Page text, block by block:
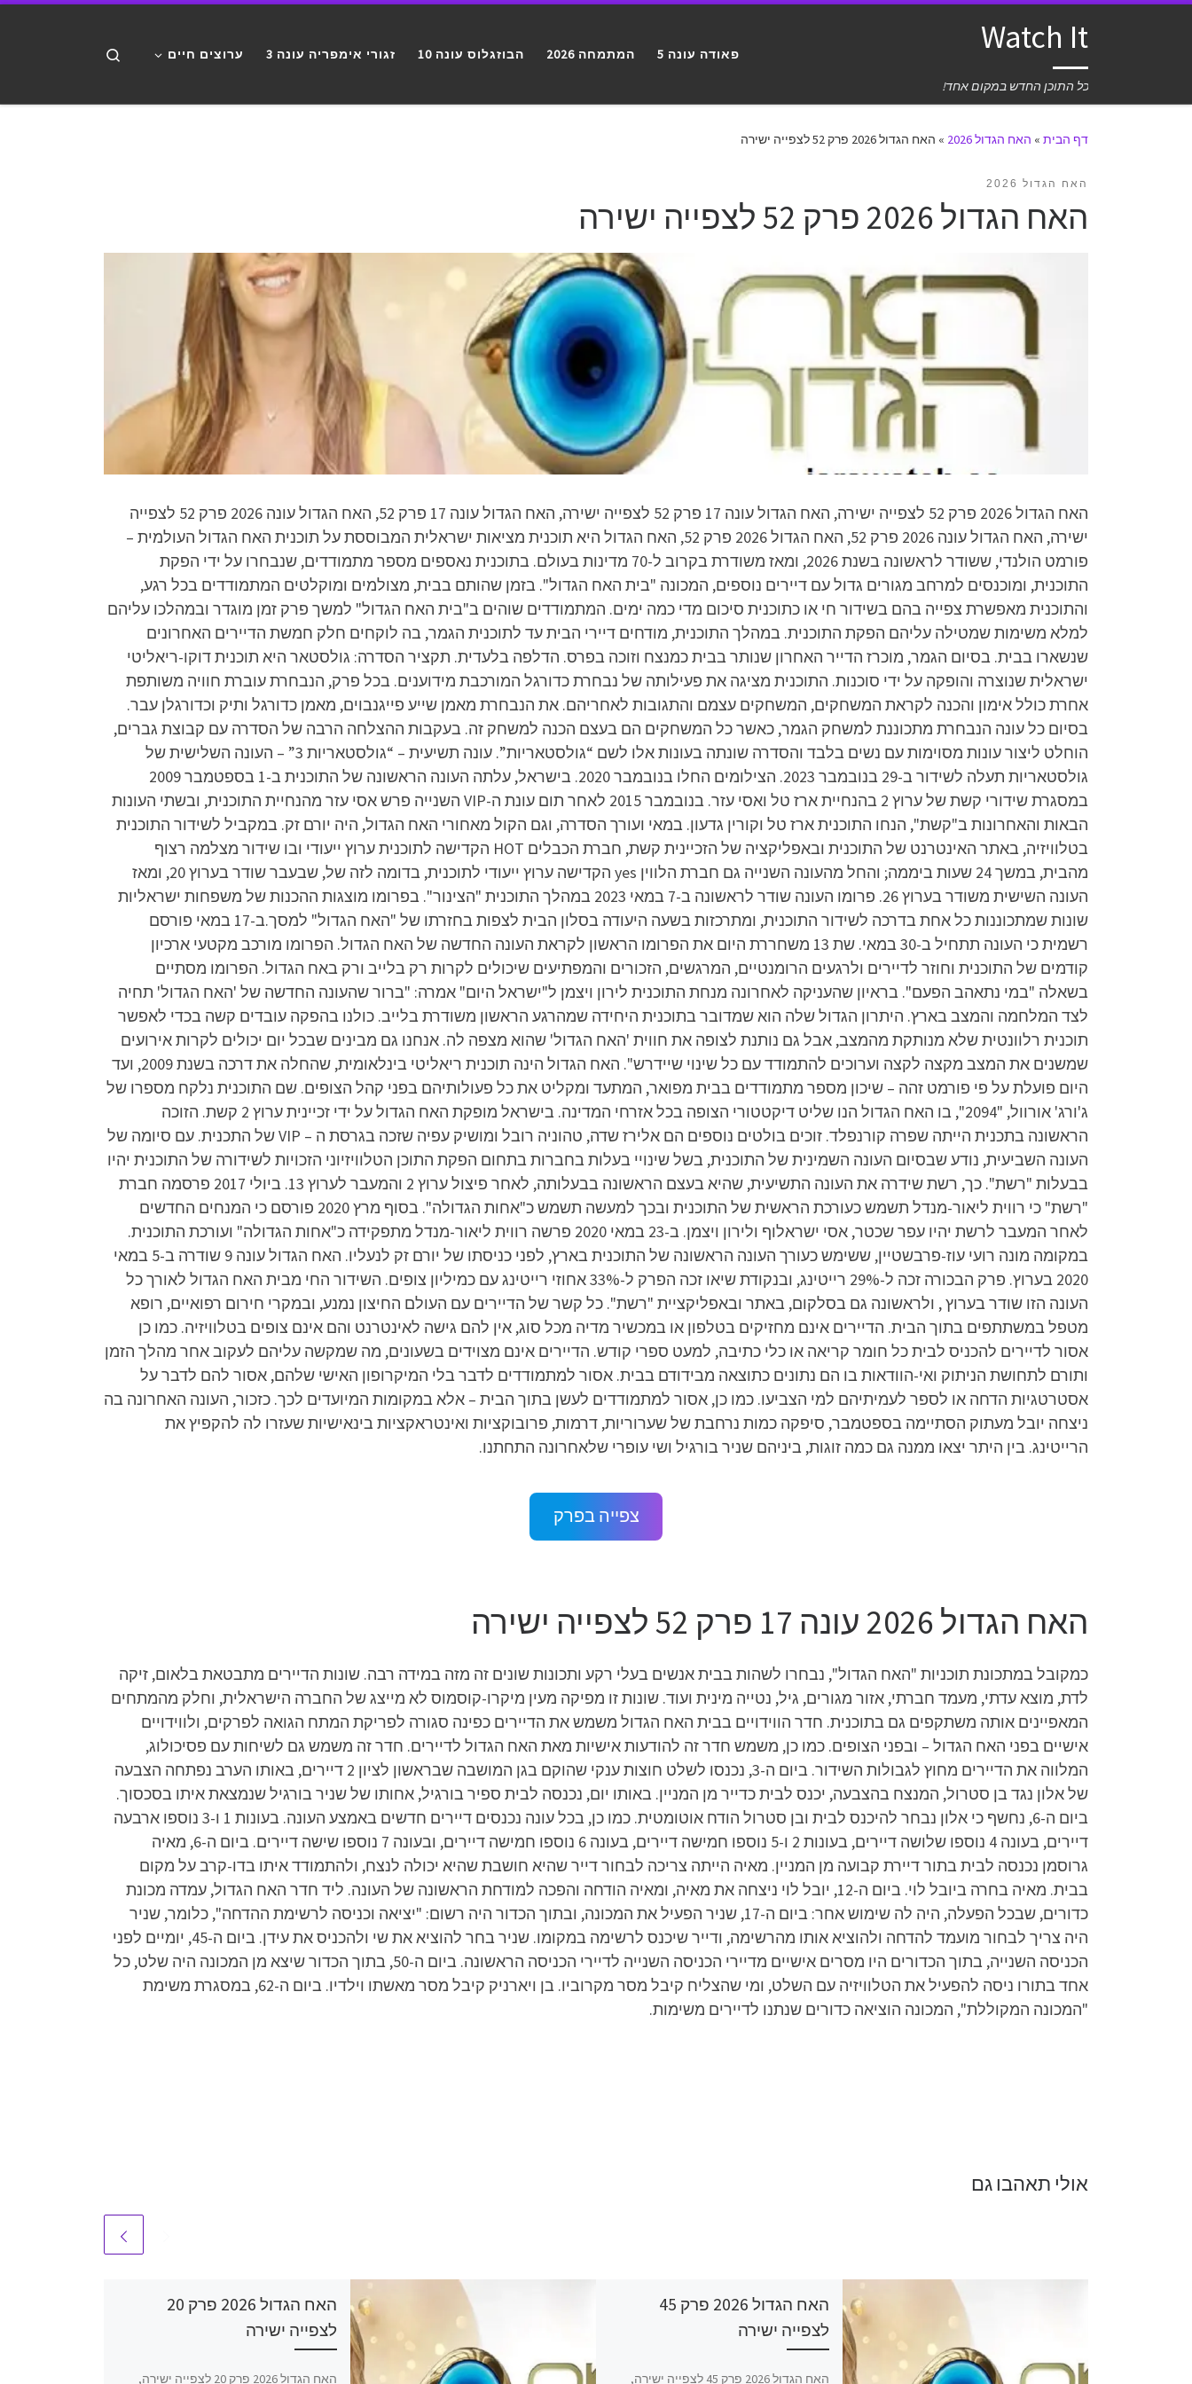
Watch It
כל התוכן החדש במקום אחד!
פאודה עונה 5 המתמחה 2026 הבוזגלוס עונה 10 זגורי אימפריה עונה 3 ערוצים חיים
דף הבית » האח הגדול 2026 » האח הגדול 2026 פרק 52 לצפייה ישירה
האח הגדול 2026
האח הגדול 2026 פרק 52 לצפייה ישירה
האח הגדול 2026 פרק 52 לצפייה ישירה, האח הגדול עונה 17 פרק 52 לצפייה ישירה, האח הגדול עונה 17 פרק 52, האח הגדול עונה 2026 פרק 52 לצפייה
ישירה, האח הגדול עונה 2026 פרק 52, האח הגדול 2026 פרק 52, האח הגדול היא תוכנית מציאות ישראלית המבוססת על תוכנית האח הגדול העולמית –
פורמט הולנדי, ששודר לראשונה בשנת 2026, ומאז משודרת בקרוב ל-70 מדינות בעולם. בתוכנית נאספים מספר מתמודדים, שנבחרו על ידי הפקת
התוכנית, ומוכנסים למרחב מגורים גדול עם דיירים נוספים, המכונה "בית האח הגדול". בזמן שהותם בבית, מצולמים ומוקלטים המתמודדים בכל רגע,
והתוכנית מאפשרת צפייה בהם בשידור חי או כתוכנית סיכום מדי כמה ימים. המתמודדים שוהים ב"בית האח הגדול" למשך פרק זמן מוגדר ובמהלכו עליהם
למלא משימות שמטילה עליהם הפקת התוכנית. במהלך התוכנית, מודחים דיירי הבית עד לתוכנית הגמר, בה לוקחים חלק חמשת הדיירים האחרונים
שנשארו בבית. בסיום הגמר, מוכרז הדייר האחרון שנותר בבית כמנצח וזוכה בפרס. הדלפה בלעדית. תקציר הסדרה: גולסטאר היא תוכנית דוקו-ריאליטי
ישראלית שנוצרה והופקה על ידי סוכנות. התוכנית מציגה את פעילותה של נבחרת כדורגל המורכבת מידוענים. בכל פרק, הנבחרת עוברת חוויה משותפת
אחרת כולל אימון והכנה לקראת המשחקים, המשחקים עצמם והתגובות לאחריהם. את הנבחרת מאמן שייע פייגנבוים, מאמן כדורגל ותיק וכדורגלן עבר.
בסיום כל עונה הנבחרת מתכוננת למשחק הגמר, כאשר כל המשחקים הם בעצם הכנה למשחק זה. בעקבות ההצלחה הרבה של הסדרה עם קבוצת גברים,
הוחלט ליצור עונות מסוימות עם נשים בלבד והסדרה שונתה בעונות אלו לשם “גולסטאריות”. עונה תשיעית – “גולסטאריות 3” – העונה השלישית של
גולסטאריות תעלה לשידור ב-29 בנובמבר 2023. הצילומים החלו בנובמבר 2020. בישראל, עלתה העונה הראשונה של התוכנית ב-1 בספטמבר 2009
במסגרת שידורי קשת של ערוץ 2 בהנחיית ארז טל ואסי עזר. בנובמבר 2015 לאחר תום עונת ה-VIP השנייה פרש אסי עזר מהנחיית התוכנית, ובשתי העונות
הבאות והאחרונות ב"קשת", הנחו התוכנית ארז טל וקורין גדעון. במאי ועורך הסדרה, וגם הקול מאחורי האח הגדול, היה יורם זק. במקביל לשידור התוכנית
בטלוויזיה, באתר האינטרנט של התוכנית ובאפליקציה של הזכיינית קשת, חברת הכבלים HOT הקדישה לתוכנית ערוץ ייעודי ובו שידור מצלמה רצוף
מהבית, במשך 24 שעות ביממה; והחל מהעונה השנייה גם חברת הלווין yes הקדישה ערוץ ייעודי לתוכנית, בדומה לזה של, שבעבר שודר בערוץ 20, ומאז
העונה השישית משודר בערוץ 26. פרומו העונה שודר לראשונה ב-7 במאי 2023 במהלך התוכנית "הצינור". בפרומו מוצגות ההכנות של משפחות ישראליות
שונות שמתכוננות כל אחת בדרכה לשידור התוכנית, ומתרכזות בשעה היעודה בסלון הבית לצפות בחזרתו של "האח הגדול" למסך.ב-17 במאי פורסם
רשמית כי העונה תתחיל ב-30 במאי. שת 13 משחררת היום את הפרומו הראשון לקראת העונה החדשה של האח הגדול. הפרומו מורכב מקטעי ארכיון
קודמים של התוכנית וחוזר לדיירים ולרגעים הרומנטיים, המרגשים, הזכורים והמפתיעים שיכולים לקרות רק בלייב ורק באח הגדול. הפרומו מסתיים
בשאלה "במי נתאהב הפעם". בראיון שהעניקה לאחרונה מנחת התוכנית לירון ויצמן ל"ישראל היום" אמרה: "ברור שהעונה החדשה של 'האח הגדול' תחיה
לצד המלחמה והמצב בארץ. היתרון הגדול שלה הוא שמדובר בתוכנית היחידה שמהרגע הראשון משודרת בלייב. כולנו בהפקה עובדים קשה בכדי לאפשר
תוכנית רלוונטית שלא מנותקת מהמצב, אבל גם נותנת לצופה את חווית 'האח הגדול' שהוא מצפה לה. אנחנו גם מבינים שבכל יום יכולים לקרות אירועים
שמשנים את המצב מקצה לקצה וערוכים להתמודד עם כל שינוי שיידרש". האח הגדול הינה תוכנית ריאליטי בינלאומית, שהחלה את דרכה בשנת 2009, ועד
היום פועלת על פי פורמט זהה – שיכון מספר מתמודדים בבית מפואר, המתעד ומקליט את כל פעולותיהם בפני קהל הצופים. שם התוכנית נלקח מספרו של
ג'ורג' אורוול, "2094", בו האח הגדול הנו שליט דיקטטורי הצופה בכל אזרחי המדינה. בישראל מופקת האח הגדול על ידי זכיינית ערוץ 2 קשת. הזוכה
הראשונה בתכנית הייתה שפרה קורנפלד. זוכים בולטים נוספים הם אלירז שדה, טהוניה רובל ומושיק עפיה שזכה בגרסת ה – VIP של התכנית. עם סיומה של
העונה השביעית, נודע שבסיום העונה השמינית של התוכנית, בשל שינויי בעלות בחברות בתחום הפקת התוכן הטלוויזיוני הזכויות לשידורה של התוכנית יהיו
בבעלות "רשת". כך, רשת שידרה את העונה התשיעית, שהיא בעצם הראשונה בבעלותה, לאחר פיצול ערוץ 2 והמעבר לערוץ 13. ביולי 2017 פרסמה חברת
"רשת" כי רווית ליאור-מנדל תשמש כעורכת הראשית של התוכנית ובכך למעשה תשמש כ"אחות הגדולה". בסוף מרץ 2020 פורסם כי המנחים החדשים
לאחר המעבר לרשת יהיו עפר שכטר, אסי ישראלוף ולירון ויצמן. ב-23 במאי 2020 פרשה רווית ליאור-מנדל מתפקידה כ"אחות הגדולה" ועורכת התוכנית.
במקומה מונה רועי עוז-פרבשטיין, ששימש כעורך העונה הראשונה של התוכנית בארץ, לפני כניסתו של יורם זק לנעליו. האח הגדול עונה 9 שודרה ב-5 במאי
2020 בערוץ. פרק הבכורה זכה ל-29% רייטינג, ובנקודת שיאו זכה הפרק ל-33% אחוזי רייטינג עם כמיליון צופים. השידור החי מבית האח הגדול לאורך כל
העונה הזו שודר בערוץ , ולראשונה גם בסלקום, באתר ובאפליקציית "רשת". כל קשר של הדיירים עם העולם החיצון נמנע, ובמקרי חירום רפואיים, רופא
מטפל במשתתפים בתוך הבית. הדיירים אינם מחזיקים בטלפון או במכשיר מדיה מכל סוג, אין להם גישה לאינטרנט והם אינם צופים בטלוויזיה. כמו כן
אסור לדיירים להכניס לבית כל חומר קריאה או כלי כתיבה, למעט ספרי קודש. הדיירים אינם מצוידים בשעונים, מה שמקשה עליהם לעקוב אחר מהלך הזמן
ותורם לתחושת הניתוק ואי-הוודאות בו הם נתונים כתוצאה מבידודם בבית. אסור למתמודדים לדבר בלי המיקרופון האישי שלהם, אסור להם לדבר על
אסטרטגיות הדחה או לספר לעמיתיהם למי הצביעו. כמו כן, אסור למתמודדים לעשן בתוך הבית – אלא במקומות המיועדים לכך. כזכור, העונה האחרונה בה
ניצחה יובל מעתוק הסתיימה בספטמבר, סיפקה כמות נרחבת של שערוריות, דרמות, פרובוקציות ואינטראקציות בינאישיות שעזרו לה להקפיץ את
הרייטינג. בין היתר יצאו ממנה גם כמה זוגות, ביניהם שניר בורגיל ושי עופרי שלאחרונה התחתנו.
צפייה בפרק
האח הגדול 2026 עונה 17 פרק 52 לצפייה ישירה
כמקובל במתכונת תוכניות "האח הגדול", נבחרו לשהות בבית אנשים בעלי רקע ותכונות שונים זה מזה במידה רבה. שונות הדיירים מתבטאת בלאום, זיקה
לדת, מוצא עדתי, מעמד חברתי, אזור מגורים, גיל, נטייה מינית ועוד. שונות זו מפיקה מעין מיקרו-קוסמוס לא מייצג של החברה הישראלית, וחלק מהמתחים
המאפיינים אותה משתקפים גם בתוכנית. חדר הווידויים בבית האח הגדול משמש את הדיירים כפינה סגורה לפריקת המתח הגואה לפרקים, ולווידויים
אישיים בפני האח הגדול – ובפני הצופים. כמו כן, משמש חדר זה להודעות אישיות מאת האח הגדול לדיירים. חדר זה משמש גם לשיחות עם פסיכולוג,
המלווה את הדיירים מחוץ לגבולות השידור. ביום ה-3, נכנסו לשלט חוצות ענקי שהוקם בגן המושבה שבראשון לציון 2 דיירים, באותו הערב נפתחה הצבעה
של אלון נגד בן סטרול, המנצח בהצבעה, יכנס לבית כדייר מן המניין. באותו יום, נכנסה לבית ספיר בורגיל, אחותו של שניר בורגיל שנמצאת איתו בסכסוך.
ביום ה-6, נחשף כי אלון נבחר להיכנס לבית ובן סטרול הודח אוטומטית. כמו כן, בכל עונה נכנסים דיירים חדשים באמצע העונה. בעונות 1 ו-3 נוספו ארבעה
דיירים, בעונה 4 נוספו שלושה דיירים, בעונות 2 ו-5 נוספו חמישה דיירים, בעונה 6 נוספו חמישה דיירים, ובעונה 7 נוספו שישה דיירים. ביום ה-6, מאיה
גרוסמן נכנסה לבית בתור דיירת קבועה מן המניין. מאיה הייתה צריכה לבחור דייר שהיא חושבת שהיא יכולה לנצח, ולהתמודד איתו בדו-קרב על מקום
בבית. מאיה בחרה ביובל לוי. ביום ה-12, יובל לוי ניצחה את מאיה, ומאיה הודחה והפכה למודחת הראשונה של העונה. ליד חדר האח הגדול, עמדה מכונת
כדורים, שבכל הפעלה, היה לה שימוש אחר: ביום ה-17, שניר הפעיל את המכונה, ובתוך הכדור היה רשום: "יציאה וכניסה לרשימת ההדחה", כלומר, שניר
היה צריך לבחור מועמד להדחה ולהוציא אותו מהרשימה, ודייר שיכנס לרשימה במקומו. שניר בחר להוציא את שי ולהכניס את עידן. ביום ה-45, יומיים לפני
הכניסה השנייה, בתוך הכדורים היו מסרים אישיים מדיירי הכניסה השנייה לדיירי הכניסה הראשונה. ביום ה-50, בתוך הכדור שיצא מן המכונה היה שלט, כל
אחד בתורו ניסה להפעיל את הטלוויזיה עם השלט, ומי שהצליח קיבל מסר מקרוביו. בן ויארניק קיבל מסר מאשתו וילדיו. ביום ה-62, במסגרת משימת
"המכונה המקוללת", המכונה הוציאה כדורים שנתנו לדיירים משימות.
אולי תאהבו גם
האח הגדול 2026 פרק 20
לצפייה ישירה
האח הגדול 2026 פרק 20 לצפייה ישירה,
האח הגדול 2026 פרק 45
לצפייה ישירה
האח הגדול 2026 פרק 45 לצפייה ישירה,